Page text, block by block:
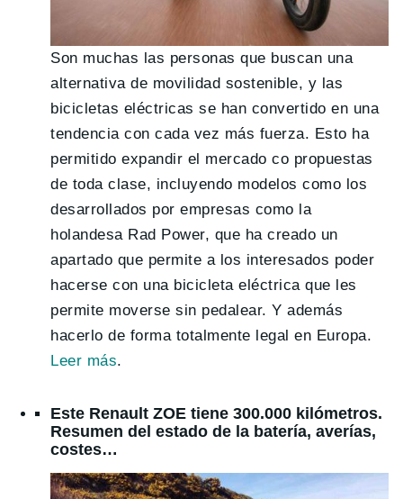
Son muchas las personas que buscan una
alternativa de movilidad sostenible, y las
bicicletas eléctricas se han convertido en una
tendencia con cada vez más fuerza. Esto ha
permitido expandir el mercado co propuestas
de toda clase, incluyendo modelos como los
desarrollados por empresas como la
holandesa Rad Power, que ha creado un
apartado que permite a los interesados poder
hacerse con una bicicleta eléctrica que les
permite moverse sin pedalear. Y además
hacerlo de forma totalmente legal en Europa.
Leer más.
Este Renault ZOE tiene 300.000 kilómetros.
Resumen del estado de la batería, averías,
costes…